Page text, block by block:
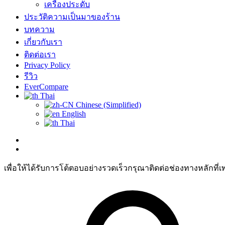
เครื่องประดับ
ประวัติความเป็นมาของร้าน
บทความ
เกี่ยวกับเรา
ติดต่อเรา
Privacy Policy
รีวิว
EverCompare
Thai
Chinese (Simplified)
English
Thai
เพื่อให้ได้รับการโต้ตอบอย่างรวดเร็วกรุณาติดต่อช่องทางหลักที่เ